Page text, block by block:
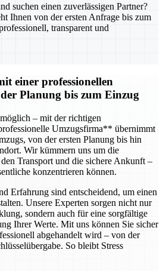
suchen einen zuverlässigen Partner?
Ihnen von der ersten Anfrage bis zum
transparent und
einer professionellen
Planung bis zum Einzug
– mit der richtigen
Umzugsfirma** übernimmt
von der ersten Planung bis hin
Wir kümmern uns um die
Transport und die sichere Ankunft –
konzentrieren können.
Erfahrung sind entscheidend, um einen
Unsere Experten sorgen nicht nur
sondern auch für eine sorgfältige
Ihrer Werte. Mit uns können Sie sicher
abgehandelt wird – von der
So bleibt Stress